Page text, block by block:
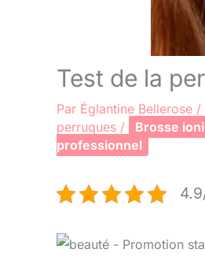
Test de la
Par Églantine Bellerose /
perruques / Brosse
professionnel